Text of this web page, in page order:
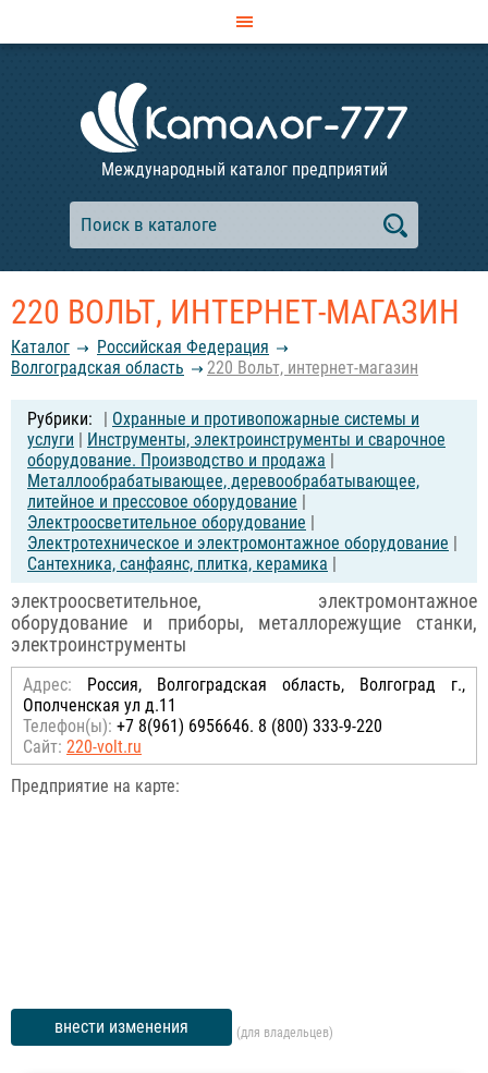
Международный каталог предприятий
220 ВОЛЬТ, ИНТЕРНЕТ-МАГАЗИН
Каталог
Российcкая Федерация
Волгоградская область
220 Вольт, интернет-магазин
| Охранные и противопожарные системы и
услуги | Инструменты, электроинструменты и сварочное
оборудование. Производство и продажа |
Металлообрабатывающее, деревообрабатывающее,
литейное и прессовое оборудование |
Электроосветительное оборудование |
Электротехническое и электромонтажное оборудование |
Сантехника, санфаянс, плитка, керамика |
электроосветительное, электромонтажное
оборудование и приборы, металлорежущие станки,
электроинструменты
Адрес: Россия, Волгоградская область, Волгоград г.,
Ополченская ул д.11
Телефон(ы): +7 8(961) 6956646. 8 (800) 333-9-220
Сайт: 220-volt.ru
Предприятие на карте:
внести изменения (для владельцев)